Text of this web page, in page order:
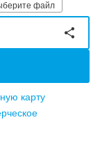
файл
карту